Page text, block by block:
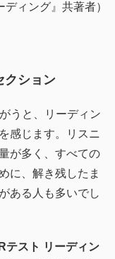
ディング』共著者）
クション
うと、リーディン
感じます。リスニ
が多く、すべての
に、解き残したま
ある人も多いでし
テスト リーディン